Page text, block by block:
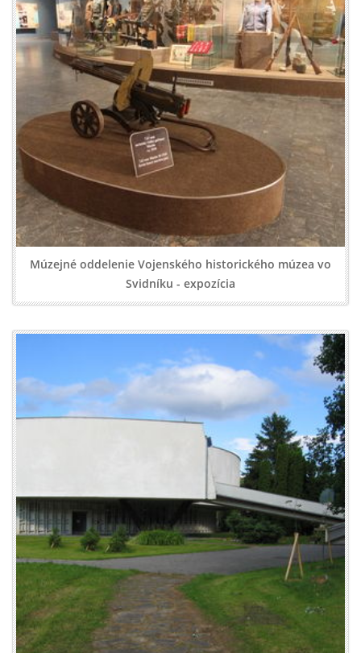
Múzejné oddelenie Vojenského historického múzea vo
Svidníku - expozícia